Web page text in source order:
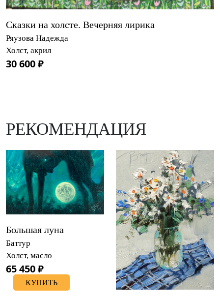
Сказки на холсте. Вечерняя лирика
Ряузова Надежда
Холст, акрил
30 600 ₽
РЕКОМЕНДАЦИЯ
Большая луна
Баттур
Холст, масло
65 450 ₽
КУПИТЬ